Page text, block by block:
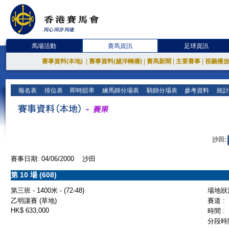
馬場活動 賽馬資訊 足球資訊
賽事資料(本地) 賽事資料(越洋轉播) 賽馬新聞 主要賽事 視聽播
報名表 排位表 即時賠率 練馬師分場表 騎師分場表 參考資料 統
沙田:
賽事日期: 04/06/2000 沙田
第 10 場 (608)
第三班 - 1400米 - (72-48)
場地
乙明讓賽 (草地)
賽道 :
HK$ 633,000
時間 :
分段